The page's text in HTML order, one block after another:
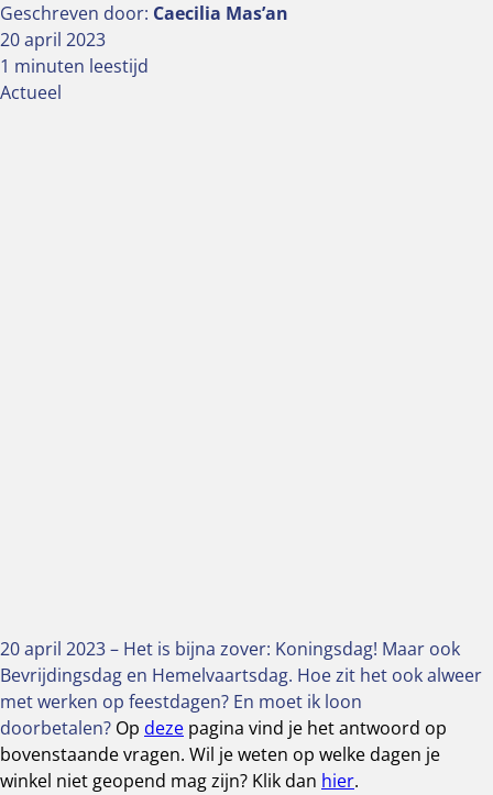
Geschreven door: Caecilia Mas’an
20 april 2023
1 minuten leestijd
Actueel
20 april 2023 – Het is bijna zover: Koningsdag! Maar ook
Bevrijdingsdag en Hemelvaartsdag. Hoe zit het ook alweer
met werken op feestdagen? En moet ik loon
doorbetalen? Op deze pagina vind je het antwoord op
bovenstaande vragen. Wil je weten op welke dagen je
winkel niet geopend mag zijn? Klik dan hier.